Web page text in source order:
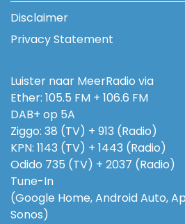
Disclaimer
Privacy Statement
Luister naar MeerRadio via
Ether: 105.5 FM + 106.6 FM
DAB+ op 5A
Ziggo: 38 (TV) + 913 (Radio)
KPN: 1143 (TV) + 1443 (Radio)
Odido 735 (TV) + 2037 (Radio)
Tune-In
(Google Home, Android Auto,
Sonos)